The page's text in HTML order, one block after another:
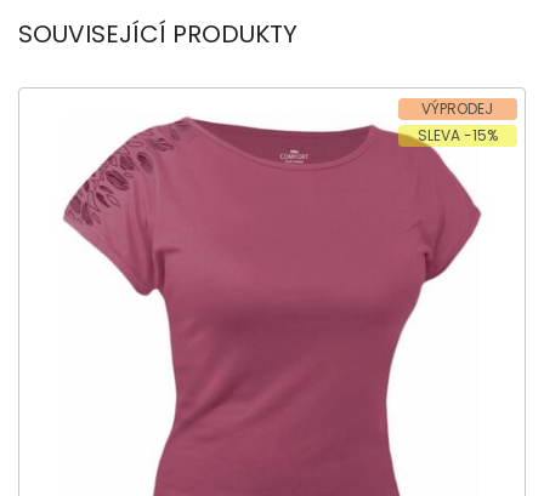
SOUVISEJÍCÍ PRODUKTY
VÝPRODEJ
SLEVA -15%